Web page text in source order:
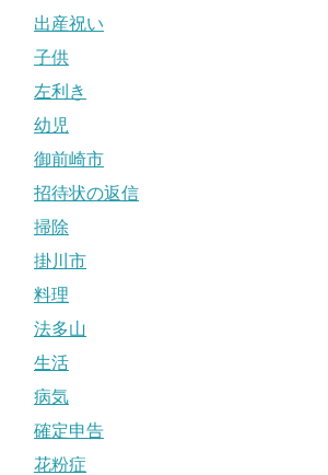
出産祝い
子供
左利き
幼児
御前崎市
招待状の返信
掃除
掛川市
料理
法多山
生活
病気
確定申告
花粉症